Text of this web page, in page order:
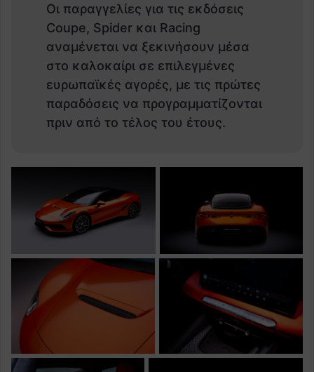
Οι παραγγελίες για τις εκδόσεις
Coupe, Spider και Racing
αναμένεται να ξεκινήσουν μέσα
στο καλοκαίρι σε επιλεγμένες
ευρωπαϊκές αγορές, με τις πρώτες
παραδόσεις να προγραμματίζονται
πριν από το τέλος του έτους.